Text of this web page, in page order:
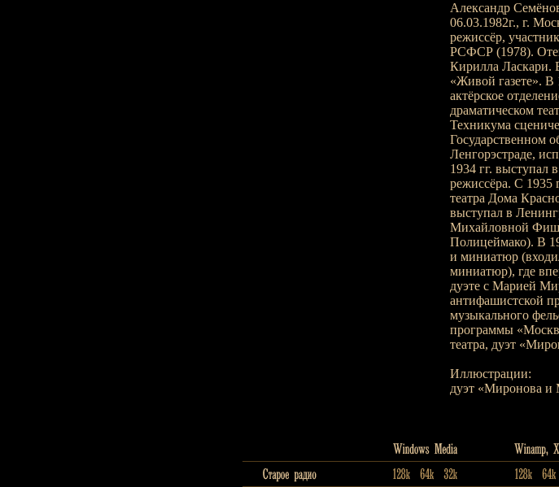
Александр
06.03.1982г., г.
режиссёр,
РСФСР (1978).
Кирилла Ласкари.
«Живой газете». В
актёрское
драматическом
Техникума
Государственном
Ленгорэстраде,
1934 гг. выступал
режиссёра. С 1935
театра Дома
выступал в
Михайловной Фиш
Полицеймако). В
и миниатюр
миниатюр), где
дуэте с Марией
антифашистской
музыкального
программы
театра, дуэт
Иллюстрации:
дуэт «Миронова и